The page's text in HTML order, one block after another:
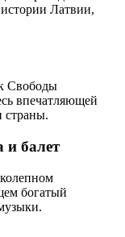
Латвии,
Свободы
впечатляющей
страны.
и балет
богатый